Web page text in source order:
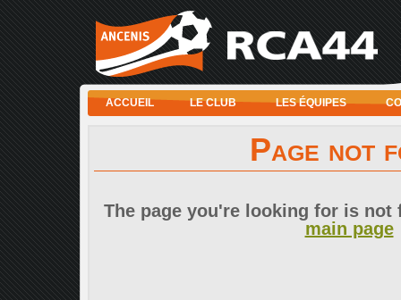
ACCUEIL LE CLUB LES ÉQUIPES
Page not
The page you're looking for is not
main page